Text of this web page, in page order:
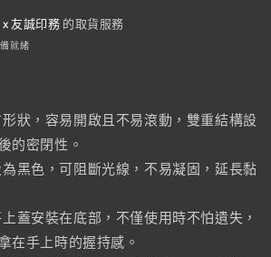
顏
色
(液
狀/
凝
狀)
數
友誠印務 的取貨服務
就緒
形狀，容易開啟且不易滾動，雙重結構設
的密閉性。
為黑色，可阻斷光線，不易凝固，延長黏
蓋安裝在底部，不僅使用時不怕遺失，
在手上時的握持感。